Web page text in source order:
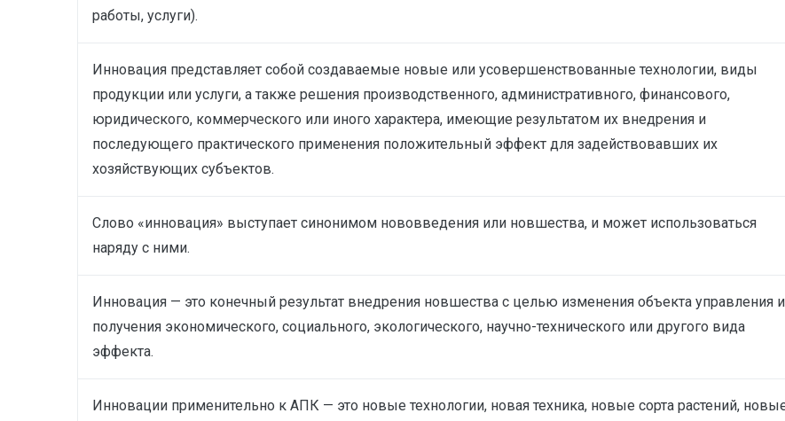
работы, услуги).
Инновация представляет собой создаваемые новые или усовершенствованные технологии, виды
продукции или услуги, а также решения производственного, административного, финансового,
юридического, коммерческого или иного характера, имеющие результатом их внедрения и
последующего практического применения положительный эффект для задействовавших их
хозяйствующих субъектов.
Слово «инновация» выступает синонимом нововведения или новшества, и может использоваться
наряду с ними.
Инновация — это конечный результат внедрения новшества с целью изменения объекта управления и
получения экономического, социального, экологического, научно-технического или другого вида
эффекта.
Инновации применительно к АПК — это новые технологии, новая техника, новые сорта растений,